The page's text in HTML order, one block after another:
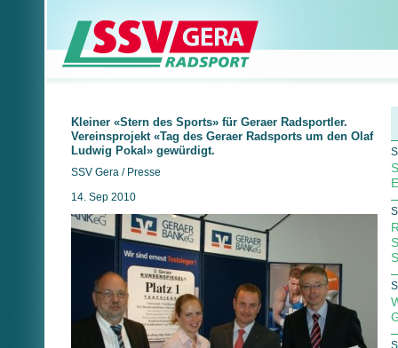
Kleiner «Stern des Sports» für Geraer Radsportler.
Vereinsprojekt «Tag des Geraer Radsports um den Olaf
Ludwig Pokal» gewürdigt.
SSV Gera / Presse
14. Sep 2010